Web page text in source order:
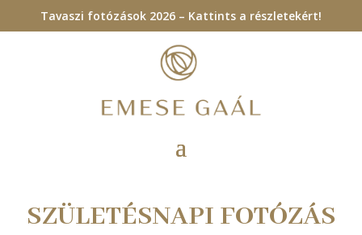
Tavaszi fotózások 2026 – Kattints a részletekért!
SZÜLETÉSNAPI FOTÓZÁS